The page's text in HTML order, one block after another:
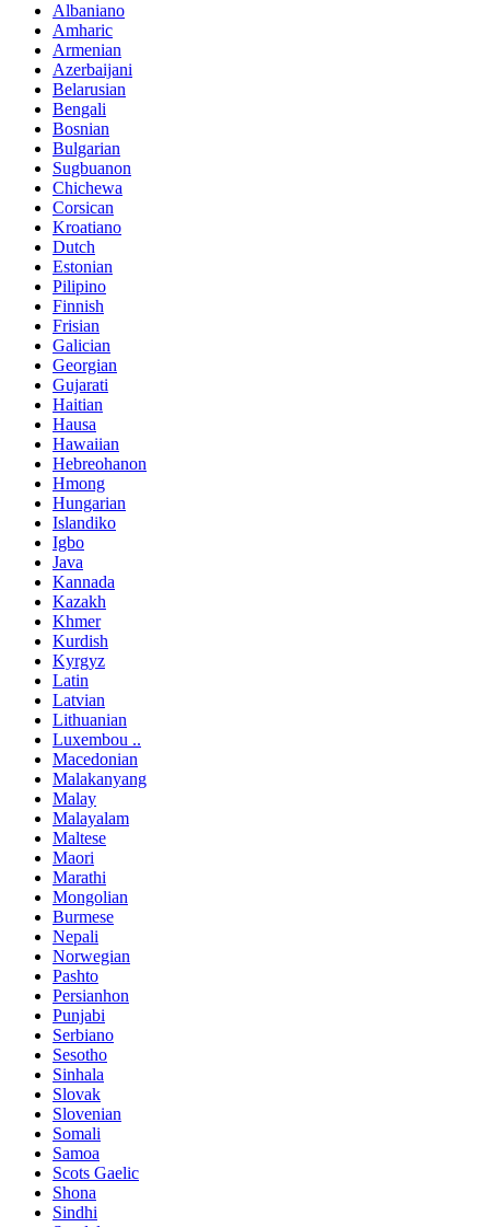
Albaniano
Amharic
Armenian
Azerbaijani
Belarusian
Bengali
Bosnian
Bulgarian
Sugbuanon
Chichewa
Corsican
Kroatiano
Dutch
Estonian
Pilipino
Finnish
Frisian
Galician
Georgian
Gujarati
Haitian
Hausa
Hawaiian
Hebreohanon
Hmong
Hungarian
Islandiko
Igbo
Java
Kannada
Kazakh
Khmer
Kurdish
Kyrgyz
Latin
Latvian
Lithuanian
Luxembou ..
Macedonian
Malakanyang
Malay
Malayalam
Maltese
Maori
Marathi
Mongolian
Burmese
Nepali
Norwegian
Pashto
Persianhon
Punjabi
Serbiano
Sesotho
Sinhala
Slovak
Slovenian
Somali
Samoa
Scots Gaelic
Shona
Sindhi